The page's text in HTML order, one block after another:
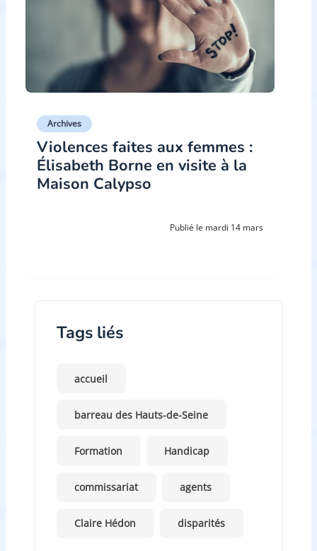
Archives
Violences faites aux femmes :
Élisabeth Borne en visite à la
Maison Calypso
Publié le mardi 14 mars
Tags liés
accueil
barreau des Hauts-de-Seine
Formation Handicap
commissariat agents
Claire Hédon disparités